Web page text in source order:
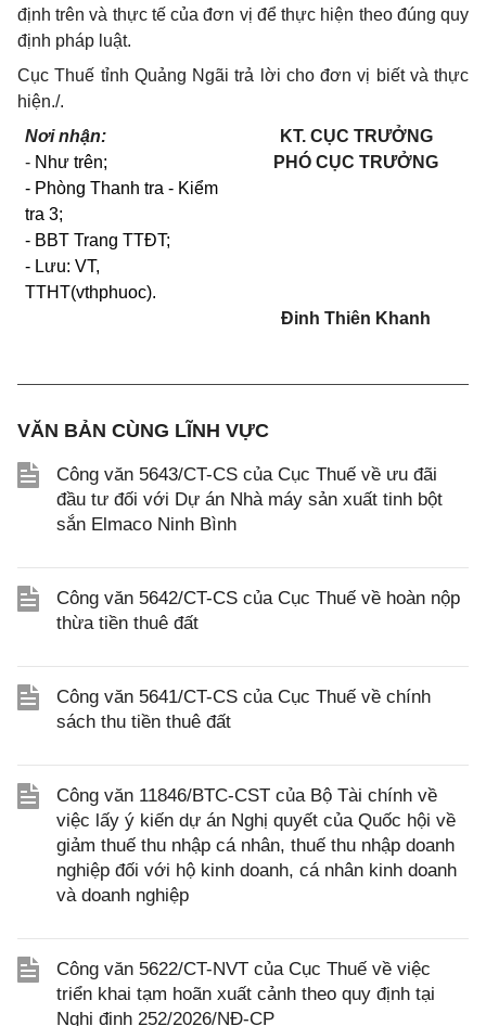
định trên và thực tế của đơn vị để thực hiện theo đúng quy
định pháp luật.
Cục Thuế tỉnh Quảng Ngãi trả lời cho đơn vị biết và thực
hiện./.
Nơi nhận:
- Như trên;
- Phòng Thanh tra - Kiểm
tra 3;
- BBT Trang TTĐT;
- Lưu: VT,
TTHT(vthphuoc).
KT. CỤC TRƯỞNG
PHÓ CỤC TRƯỞNG
Đinh Thiên Khanh
VĂN BẢN CÙNG LĨNH VỰC
Công văn 5643/CT-CS của Cục Thuế về ưu đãi
đầu tư đối với Dự án Nhà máy sản xuất tinh bột
sắn Elmaco Ninh Bình
Công văn 5642/CT-CS của Cục Thuế về hoàn nộp
thừa tiền thuê đất
Công văn 5641/CT-CS của Cục Thuế về chính
sách thu tiền thuê đất
Công văn 11846/BTC-CST của Bộ Tài chính về
việc lấy ý kiến dự án Nghị quyết của Quốc hội về
giảm thuế thu nhập cá nhân, thuế thu nhập doanh
nghiệp đối với hộ kinh doanh, cá nhân kinh doanh
và doanh nghiệp
Công văn 5622/CT-NVT của Cục Thuế về việc
triển khai tạm hoãn xuất cảnh theo quy định tại
Nghị định 252/2026/NĐ-CP